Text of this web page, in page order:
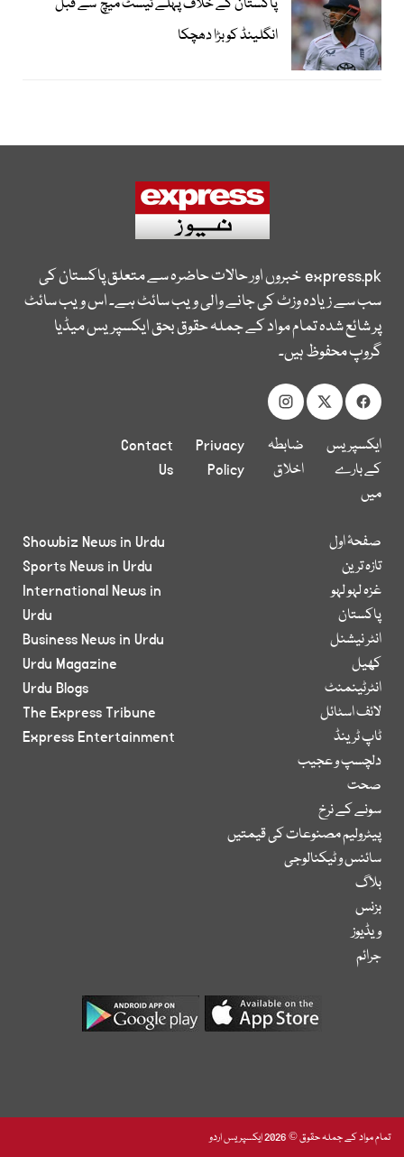
پاکستان کے خلاف پہلے ٹیسٹ میچ سے قبل
انگلینڈ کو بڑا دھچکا
express.pkخبروں اور حالات حاضرہ سے متعلق پاکستان کی
سب سے زیادہ وزٹ کی جانے والی ویب سائٹ ہے۔ اس ویب سائٹ
پر شائع شدہ تمام مواد کے جملہ حقوق بحق ایکسپریس میڈیا
گروپ محفوظ ہیں۔
ایکسپریس
کے بارے
میں
ضابطہ
اخلاق
Privacy
Policy
Contact
Us
صفحۂ اول
تازہ ترین
غزہ لہو لہو
پاکستان
انٹر نیشنل
کھیل
انٹرٹینمنٹ
لائف اسٹائل
ٹاپ ٹرینڈ
دلچسپ و عجیب
صحت
سونے کے نرخ
پیٹرولیم مصنوعات کی قیمتیں
سائنس و ٹیکنالوجی
بلاگ
بزنس
ویڈیوز
جرائم
Showbiz News in Urdu
Sports News in Urdu
International News in
Urdu
Business News in Urdu
Urdu Magazine
Urdu Blogs
The Express Tribune
Express Entertainment
تمام مواد کے جملہ حقوق © 2026 ایکسپریس اردو